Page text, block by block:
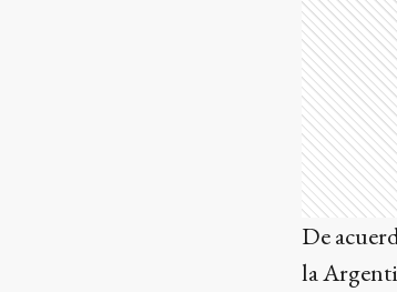
De
la